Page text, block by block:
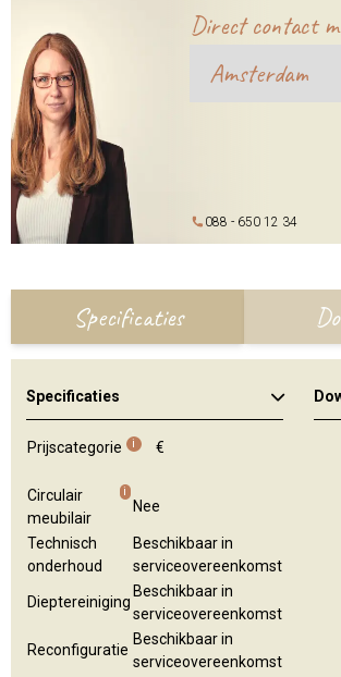
Direct contact
088 - 650 12 34
Specificaties
Specificaties
Prijscategorie i €
Circulair
meubilair
i
Nee
Technisch
onderhoud
Beschikbaar in
serviceovereenkomst
Dieptereiniging
Beschikbaar in
serviceovereenkomst
Reconfiguratie
Beschikbaar in
serviceovereenkomst